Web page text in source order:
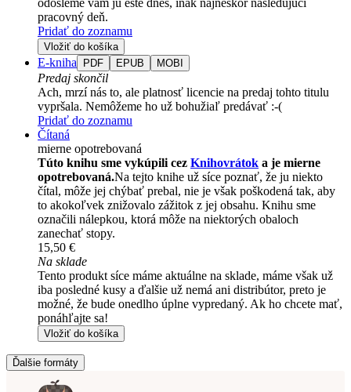
odošleme vám ju ešte dnes, inak najneskôr nasledujúci
pracovný deň.
Pridať do zoznamu
Vložiť do košíka
E-kniha PDF EPUB MOBI
Predaj skončil
Ach, mrzí nás to, ale platnosť licencie na predaj tohto titulu
vypršala. Nemôžeme ho už bohužiaľ predávať :-(
Pridať do zoznamu
Čítaná
mierne opotrebovaná
Túto knihu sme vykúpili cez Knihovrátok a je mierne
opotrebovaná.Na tejto knihe už síce poznať, že ju niekto
čítal, môže jej chýbať prebal, nie je však poškodená tak, aby
to akokoľvek znižovalo zážitok z jej obsahu. Knihu sme
označili nálepkou, ktorá môže na niektorých obaloch
zanechať stopy.
15,50 €
Na sklade
Tento produkt síce máme aktuálne na sklade, máme však už
iba posledné kusy a ďalšie už nemá ani distribútor, preto je
možné, že bude onedlho úplne vypredaný. Ak ho chcete mať,
ponáhľajte sa!
Vložiť do košíka
Ďalšie formáty